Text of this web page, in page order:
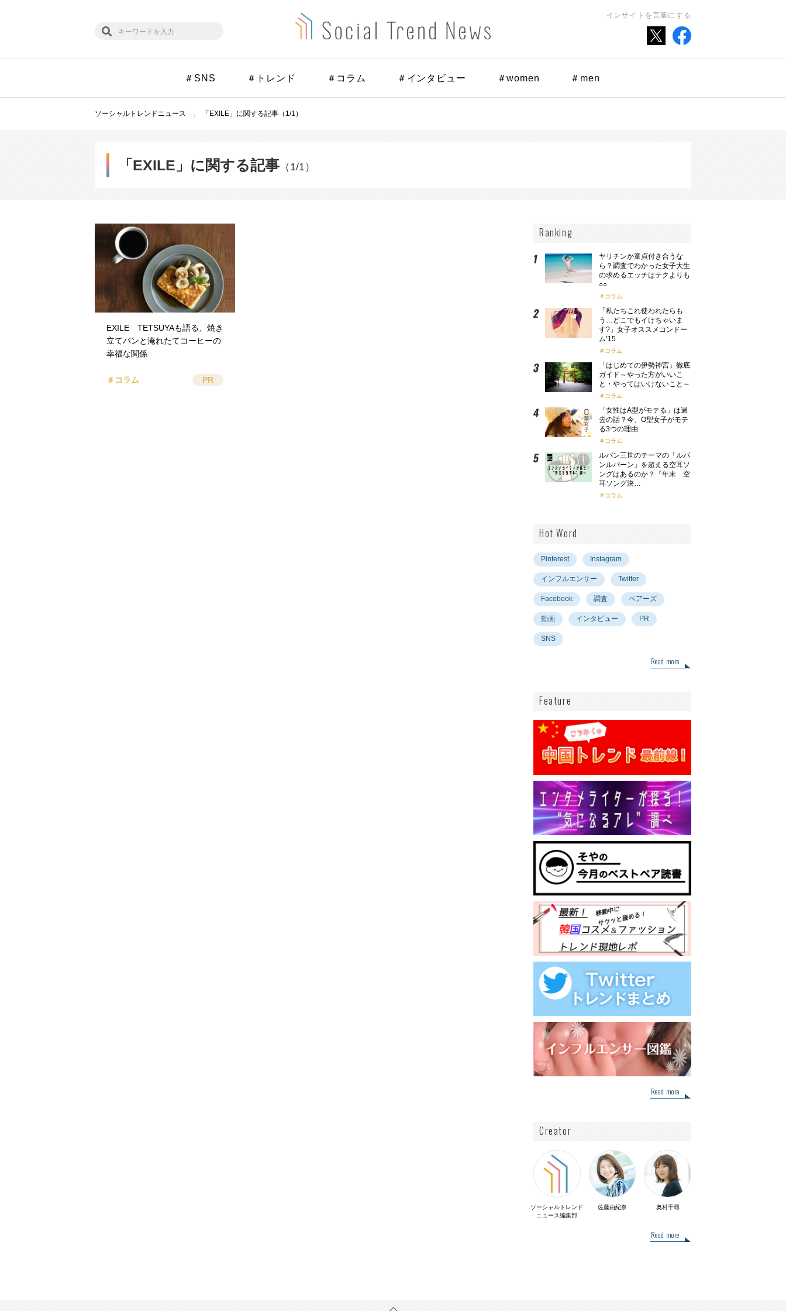
インサイトを言葉にする
＃SNS ＃トレンド ＃コラム ＃インタビュー ＃women ＃men
ソーシャルトレンドニュース 「EXILE」に関する記事（1/1）
「EXILE」に関する記事 （1/1）
EXILE TETSUYAも語る、焼き
立てパンと淹れたてコーヒーの
幸福な関係
＃コラム PR
Ranking
ヤリチンか童貞付き合うな
ら？調査でわかった女子大生
の求めるエッチはテクよりも
○○
コラム
「私たちこれ使われたらも
う…どこでもイけちゃいま
す?」女子オススメコンドー
ム’15
コラム
「はじめての伊勢神宮」徹底
ガイド～やった方がいいこ
と・やってはいけないこと～
コラム
「女性はA型がモテる」は過
去の話？今、O型女子がモテ
る3つの理由
コラム
ルパン三世のテーマの「ルパ
ンルパーン」を超える空耳ソ
ングはあるのか？『年末 空
耳ソング決…
コラム
Hot Word
Pinterest Instagram
インフルエンサー Twitter
Facebook 調査 ペアーズ
動画 インタビュー PR
SNS
Read more
Feature
Read more
Creator
ソーシャルトレンド
ニュース編集部
佐藤由紀奈 奥村千尋
Read more